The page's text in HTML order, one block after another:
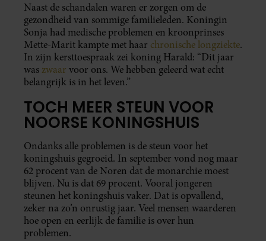
Naast de schandalen waren er zorgen om de
gezondheid van sommige familieleden. Koningin
Sonja had medische problemen en kroonprinses
Mette-Marit kampte met haar chronische longziekte.
In zijn kersttoespraak zei koning Harald: “Dit jaar
was zwaar voor ons. We hebben geleerd wat echt
belangrijk is in het leven.”
TOCH MEER STEUN VOOR
NOORSE KONINGSHUIS
Ondanks alle problemen is de steun voor het
koningshuis gegroeid. In september vond nog maar
62 procent van de Noren dat de monarchie moest
blijven. Nu is dat 69 procent. Vooral jongeren
steunen het koningshuis vaker. Dat is opvallend,
zeker na zo’n onrustig jaar. Veel mensen waarderen
hoe open en eerlijk de familie is over hun
problemen.